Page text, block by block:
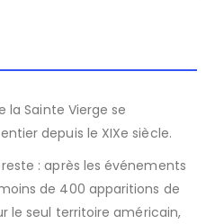
la Sainte Vierge se
depuis le XIXe siècle.
: après les événements
de 400 apparitions de
le seul territoire américain,